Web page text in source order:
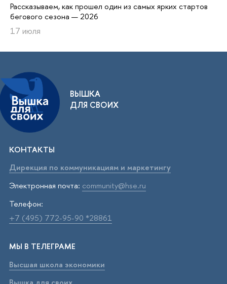
Рассказываем, как прошел один из самых ярких стартов
бегового сезона — 2026
17 июля
ВЫШКА
ДЛЯ СВОИХ
КОНТАКТЫ
Дирекция по коммуникациям и маркетингу
Электронная почта: community@hse.ru
Телефон:
+7 (495) 772-95-90 *28861
МЫ В ТЕЛЕГРАМЕ
Высшая школа экономики